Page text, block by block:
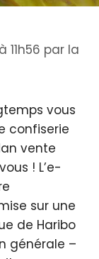
par la
vous
confiserie
vente
! L’e-
sur une
de Haribo
générale –